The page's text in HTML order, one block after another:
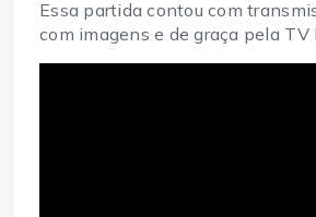
Essa partida contou com
com imagens e de graça pela TV